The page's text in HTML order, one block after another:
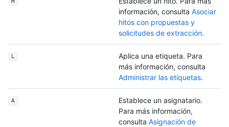
información, consulta Asociar
hitos con propuestas y
solicitudes de extracción.
L
Aplica una etiqueta. Para
más información, consulta
Administrar las etiquetas.
A
Establece un asignatario.
Para más información,
consulta Asignación de